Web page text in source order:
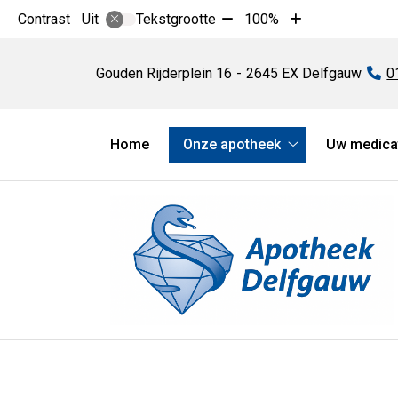
Contrast Uit Tekstgrootte Tekst
10%
100%
Tekst
10%
Gouden Rijderplein 16 2645 EX Delfgauw
Hoofdmenu
Home
Onze apotheek
Onze
apotheek
Uw